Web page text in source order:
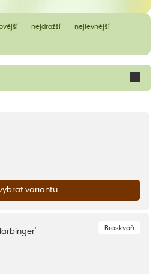
nejdražší nejlevnější
variantu
Broskvoň